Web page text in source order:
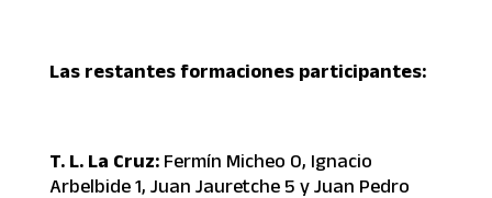
Las restantes formaciones participantes:
T. L. La Cruz: Fermín Micheo 0, Ignacio
Arbelbide 1, Juan Jauretche 5 y Juan Pedro